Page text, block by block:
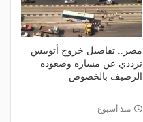
مصر.. تفاصيل خروج أتوبيس
ترددي عن مساره وصعوده
الرصيف بالخصوص
منذ أسبوع